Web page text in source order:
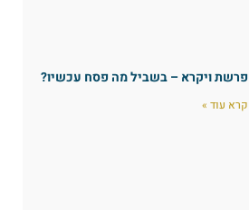
פרשת ויקרא – בשביל מה פסח עכשיו?
קרא עוד »